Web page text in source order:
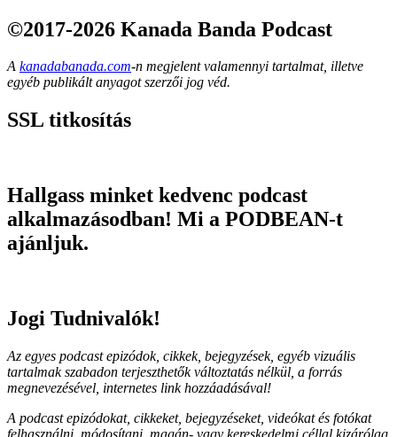
©2017-2026 Kanada Banda Podcast
A kanadabanada.com-n megjelent valamennyi tartalmat, illetve
egyéb publikált anyagot szerzői jog véd.
SSL titkosítás
Hallgass minket kedvenc podcast
alkalmazásodban! Mi a PODBEAN-t
ajánljuk.
Jogi Tudnivalók!
Az egyes podcast epizódok, cikkek, bejegyzések, egyéb vizuális
tartalmak szabadon terjeszthetők változtatás nélkül, a forrás
megnevezésével, internetes link hozzáadásával!
A podcast epizódokat, cikkeket, bejegyzéseket, videókat és fotókat
felhasználni, módosítani, magán- vagy kereskedelmi céllal kizárólag